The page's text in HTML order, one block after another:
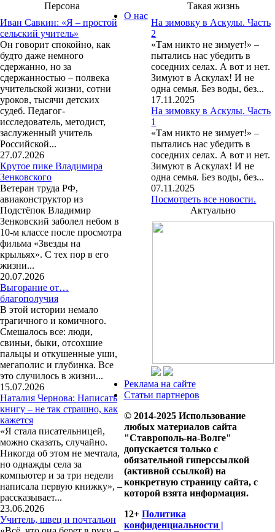
Персона
Иван Савкин: «Я – простой
сельский учитель»
Он говорит спокойно, как
будто даже немного
сдержанно, но за
сдержанностью – полвека
учительской жизни, сотни
уроков, тысячи детских
судеб. Педагог-
исследователь, методист,
заслуженный учитель
Российской...
27.07.2026
Крутое пике Владимира
Зенковского
Ветеран труда РФ,
авиаконструктор из
Подстёпок Владимир
Зенковский заболел небом в
10-м классе после просмотра
фильма «Звезды на
крыльях». С тех пор в его
жизни...
20.07.2026
Выгорание от…
благополучия
В этой истории немало
трагичного и комичного.
Смешалось все: люди,
свиньи, быки, отсохшие
пальцы и откушенные уши,
мегаполис и глубинка. Все
это случилось в жизни...
15.07.2026
Наталия Чернова: Написать
книгу – не так страшно, как
кажется
«Я стала писательницей,
можно сказать, случайно.
Никогда об этом не мечтала,
но однажды села за
компьютер и за три недели
написала первую книжку», –
рассказывает...
23.06.2026
Учитель, швец и почтальон
Такая жизнь
На зимовку в Аскулы. Часть
2
«Там никто не зимует!» –
пытались нас убедить в
соседних селах. А вот и нет.
Зимуют в Аскулах! И не
одна семья. Без воды, без...
17.11.2025
На зимовку в Аскулы. Часть
1
«Там никто не зимует!» –
пытались нас убедить в
соседних селах. А вот и нет.
Зимуют в Аскулах! И не
одна семья. Без воды, без...
07.11.2025
Посмотреть все новости.
Актуально
О нас
Реклама на сайте
Статьи партнеров
© 2014-2025 Использование
любых материалов сайта
"Ставрополь-на-Волге"
допускается только с
обязательной гиперссылкой
(активной ссылкой) на
конкретную страницу сайта, с
которой взята информация.
12+ Политика
конфиденциальности |